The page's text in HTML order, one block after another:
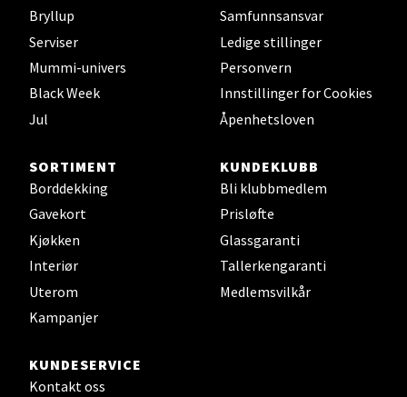
Bryllup
Serviser
Mummi-univers
Black Week
Jul
Samfunnsansvar
Ledige stillinger
Personvern
Innstillinger for Cookies
Åpenhetsloven
SORTIMENT
Borddekking
Gavekort
Kjøkken
Interiør
Uterom
Kampanjer
KUNDEKLUBB
Bli klubbmedlem
Prisløfte
Glassgaranti
Tallerkengaranti
Medlemsvilkår
KUNDESERVICE
Kontakt oss
Bergen - Thon Senter Lagunen
Laguneveien 1, 5239 Bergen
Kristiansand - Markens
Kristiansand
Åpent i dag 09-18